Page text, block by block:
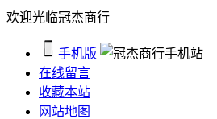
欢迎光临冠杰商行
手机版
在线留言
收藏本站
网站地图